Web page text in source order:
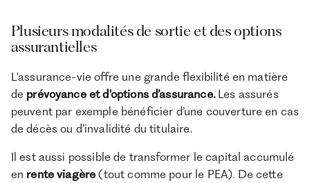
Plusieurs modalités de sortie et des options
assurantielles
L'assurance-vie offre une grande flexibilité en matière
de prévoyance et d'options d’assurance. Les assurés
peuvent par exemple bénéficier d’une couverture en cas
de décès ou d’invalidité du titulaire.
Il est aussi possible de transformer le capital accumulé
en rente viagère (tout comme pour le PEA). De cette